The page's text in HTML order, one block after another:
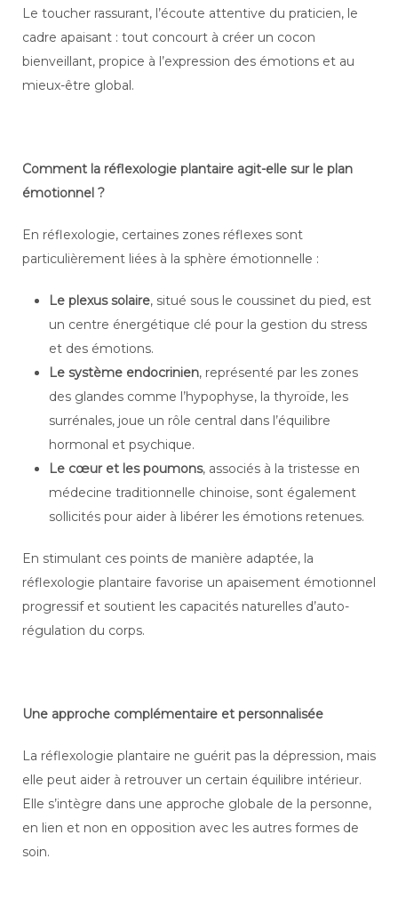
Le toucher rassurant, l’écoute attentive du praticien, le
cadre apaisant : tout concourt à créer un cocon
bienveillant, propice à l’expression des émotions et au
mieux-être global.
Comment la réflexologie plantaire agit-elle sur le plan
émotionnel ?
En réflexologie, certaines zones réflexes sont
particulièrement liées à la sphère émotionnelle :
Le plexus solaire, situé sous le coussinet du pied, est
un centre énergétique clé pour la gestion du stress
et des émotions.
Le système endocrinien, représenté par les zones
des glandes comme l’hypophyse, la thyroïde, les
surrénales, joue un rôle central dans l’équilibre
hormonal et psychique.
Le cœur et les poumons, associés à la tristesse en
médecine traditionnelle chinoise, sont également
sollicités pour aider à libérer les émotions retenues.
En stimulant ces points de manière adaptée, la
réflexologie plantaire favorise un apaisement émotionnel
progressif et soutient les capacités naturelles d’auto-
régulation du corps.
Une approche complémentaire et personnalisée
La réflexologie plantaire ne guérit pas la dépression, mais
elle peut aider à retrouver un certain équilibre intérieur.
Elle s’intègre dans une approche globale de la personne,
en lien et non en opposition avec les autres formes de
soin.